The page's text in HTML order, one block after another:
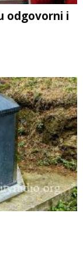
odgovorni i